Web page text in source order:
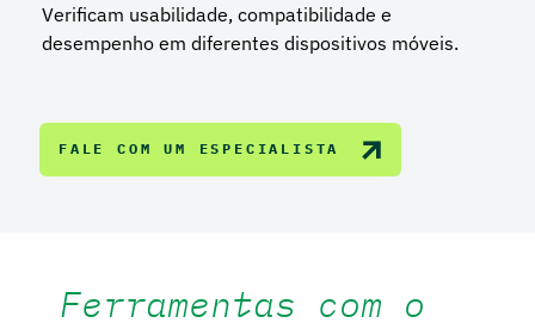
Verificam usabilidade, compatibilidade e
desempenho em diferentes dispositivos móveis.
FALE COM UM ESPECIALISTA
Ferramentas com o